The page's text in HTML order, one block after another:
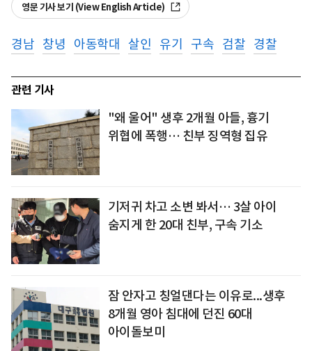
영문 기사 보기 (View English Article)
경남 창녕 아동학대 살인 유기 구속 검찰 경찰
관련 기사
"왜 울어" 생후 2개월 아들, 흉기
위협에 폭행… 친부 징역형 집유
기저귀 차고 소변 봐서… 3살 아이
숨지게 한 20대 친부, 구속 기소
잠 안자고 칭얼댄다는 이유로...생후
8개월 영아 침대에 던진 60대
아이돌보미